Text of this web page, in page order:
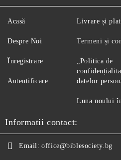
Acasă
Despre Noi
Înregistrare
Autentificare
Livrare și
Termeni și
„Politica de
datelor
Luna noului
Informatii contact:
Email: office@biblesociety.bg